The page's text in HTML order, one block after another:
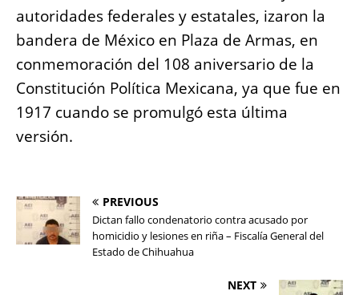
b
o
o
k
A
p
p
n
g
er
Li
n
k
autoridades federales y estatales, izaron la
bandera de México en Plaza de Armas, en
conmemoración del 108 aniversario de la
Constitución Política Mexicana, ya que fue en
1917 cuando se promulgó esta última
versión.
PREVIOUS
Dictan fallo condenatorio contra acusado por
homicidio y lesiones en riña – Fiscalía General del
Estado de Chihuahua
NEXT